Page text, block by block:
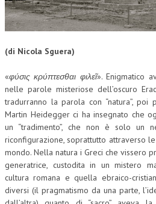
CORSI CE.S.E.D.
BROCHURE CE.S.E.D.
LA RIVISTA
LA RIVISTA
COMITATO SCIENTIFICO
COMITATO EDITORIALE
REDAZIONE
(di Nicola Sguera)
«φύσις κρύπτεσθαι φιλεῖ». Enigmatico
nelle parole misteriose dell’oscuro
tradurranno la parola con “natura”, poi
Martin Heidegger ci ha insegnato che
un “tradimento”, che non è solo un
riconfigurazione, soprattutto attraverso
mondo. Nella natura i Greci che vissero
generatrice, custodita in un mistero
cultura romana e quella ebraico-
diversi (il pragmatismo da una parte,